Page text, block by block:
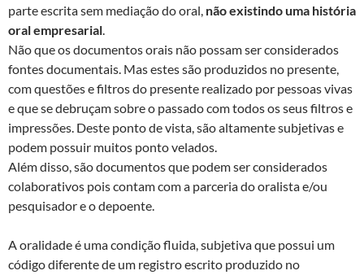
parte escrita sem mediação do oral, não existindo uma história
oral empresarial.
Não que os documentos orais não possam ser considerados
fontes documentais. Mas estes são produzidos no presente,
com questões e filtros do presente realizado por pessoas vivas
e que se debruçam sobre o passado com todos os seus filtros e
impressões. Deste ponto de vista, são altamente subjetivas e
podem possuir muitos ponto velados.
Além disso, são documentos que podem ser considerados
colaborativos pois contam com a parceria do oralista e/ou
pesquisador e o depoente.
A oralidade é uma condição fluida, subjetiva que possui um
código diferente de um registro escrito produzido no